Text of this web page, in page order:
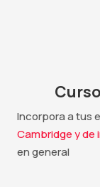
Incorpora a tus
Cambridge y de
en general